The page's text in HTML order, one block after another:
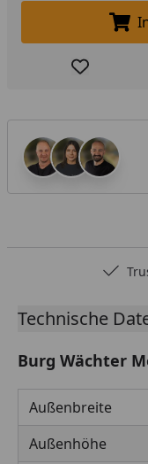
Produkt
Technische
Burg Wächter
Außenbreite
Außenhöhe